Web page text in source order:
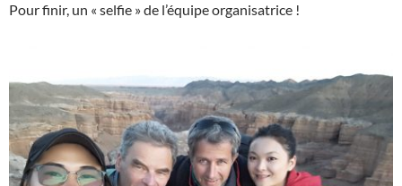
Pour finir, un « selfie » de l’équipe organisatrice !